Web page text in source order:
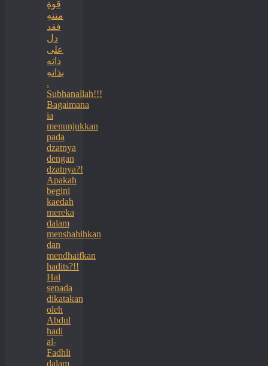
قوةِ
متنهِ
فقد
دل
على
ذاته
بذاتهِ
.
Subhanallah!!!
Bagaimana
ia
menunjukkan
pada
dzatnya
dengan
dzatnya?!
Apakah
begini
kaedah
mereka
dalam
menshahihkan
dan
mendhaifkan
hadits?!!
Hal
senada
dikatakan
oleh
Abdul
hadi
al-
Fadhli
dalam